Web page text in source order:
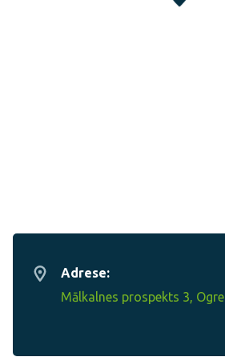
Adrese:
Mālkalnes prospekts 3, Ogre